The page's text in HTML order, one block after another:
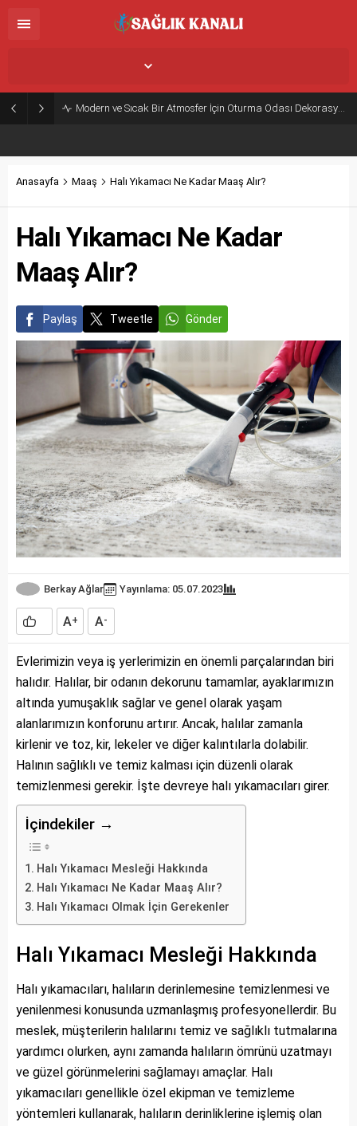
Modern ve Sıcak Bir Atmosfer İçin Oturma Odası Dekorasyon Önerileri
Anasayfa Maaş Halı Yıkamacı Ne Kadar Maaş Alır?
Halı Yıkamacı Ne Kadar
Maaş Alır?
Paylaş Tweetle Gönder
Berkay Ağlar Yayınlama: 05.07.2023
A+ A-
Evlerimizin veya iş yerlerimizin en önemli parçalarından biri
halıdır. Halılar, bir odanın dekorunu tamamlar, ayaklarımızın
altında yumuşaklık sağlar ve genel olarak yaşam
alanlarımızın konforunu artırır. Ancak, halılar zamanla
kirlenir ve toz, kir, lekeler ve diğer kalıntılarla dolabilir.
Halının sağlıklı ve temiz kalması için düzenli olarak
temizlenmesi gerekir. İşte devreye halı yıkamacıları girer.
İçindekiler →
Halı Yıkamacı Mesleği Hakkında
Halı Yıkamacı Ne Kadar Maaş Alır?
Halı Yıkamacı Olmak İçin Gerekenler
Halı Yıkamacı Mesleği Hakkında
Halı yıkamacıları, halıların derinlemesine temizlenmesi ve
yenilenmesi konusunda uzmanlaşmış profesyonellerdir. Bu
meslek, müşterilerin halılarını temiz ve sağlıklı tutmalarına
yardımcı olurken, aynı zamanda halıların ömrünü uzatmayı
ve güzel görünmelerini sağlamayı amaçlar. Halı
yıkamacıları genellikle özel ekipman ve temizleme
yöntemleri kullanarak, halıların derinliklerine işlemiş olan